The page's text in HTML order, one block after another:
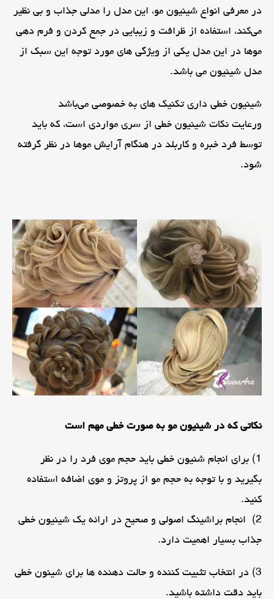
در معرفی انواع شینیون مو، این مدل را مدلی جذاب و بی نظیر
می‌کند، استفاده از ظرافت و زیبایی در جمع کردن و فرم دهی
موها در این مدل یکی از ویژگی های مورد توجه این سبک از
مدل شینیون می باشد.
شینیون خطی داری تکنیک های به خصوصی می‌باشد
ورعایت نکات شینیون خطی از سری مواردی است، که باید
توسط فرد خبره و کاربلد در هنگام آرایش موها در نظر گرفته
شود.
نکاتی که در شینیون مو به صورت خطی مهم است
1) برای انجام شنیون خطی باید حجم موی فرد را در نظر
بگیرید و با توجه به حجم مو از پروتز و موی اضافه استفاده
کنید.
2) انجام براشینگ اصولی و صحیح در ارائه یک شینیون خطی
جذاب بسیار اهمیت دارد.
3) در انتخاب تثبیت کننده و حالت دهنده ها برای شینون خطی
باید دقت داشته باشید.